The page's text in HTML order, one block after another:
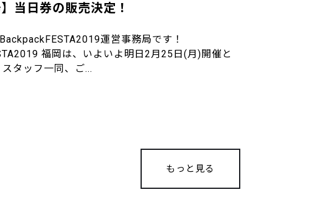
】当日券の販売決定！
運営事務局です！
福岡は、いよいよ明日2月25日(月)開催と
タッフ一同、ご...
もっと見る